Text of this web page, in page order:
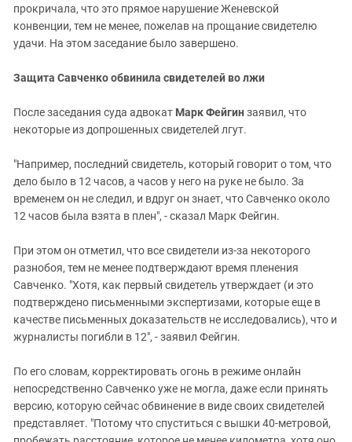
прокричала, что это прямое нарушение Женевской
конвенции, тем не менее, пожелав на прощание свидетелю
удачи. На этом заседание было завершено.
Защита Савченко обвинила свидетелей во лжи
После заседания суда адвокат Марк Фейгинзаявил, что
некоторые из допрошенных свидетелей лгут.
"Например, последний свидетель, который говорит о том, что
дело было в 12 часов, а часов у него на руке не было. За
временем он не следил, и вдруг он знает, что Савченко около
12 часов была взята в плен", - сказал Марк Фейгин.
При этом он отметил, что все свидетели из-за некоторого
разнобоя, тем не менее подтверждают время пленения
Савченко. "Хотя, как первый свидетель утверждает (и это
подтверждено письменными экспертизами, которые еще в
качестве письменных доказательств не исследовались), что и
журналисты погибли в 12", - заявил Фейгин.
По его словам, корректировать огонь в режиме онлайн
непосредственно Савченко уже не могла, даже если принять
версию, которую сейчас обвинение в виде своих свидетелей
представляет. "Потому что спуститься с вышки 40-метровой,